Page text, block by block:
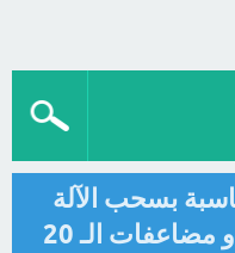
بسحب الآلة
الحاسبة ذات الترتيب 20 و مضاعفات الـ 20